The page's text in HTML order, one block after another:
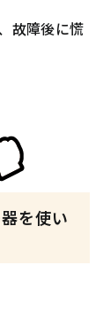
故障後に慌
を使い